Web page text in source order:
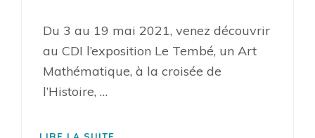
Du 3 au 19 mai 2021, venez découvrir
au CDI l’exposition Le Tembé, un Art
Mathématique, à la croisée de
l’Histoire, …